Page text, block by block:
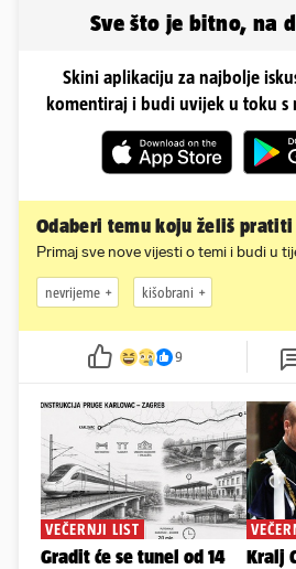
Sve što je bitno, na
Skini aplikaciju za najbolje
komentiraj i budi uvijek u toku s
Odaberi temu koju želiš pratiti
Primaj sve nove vijesti o temi i budi u
nevrijeme kišobrani
9